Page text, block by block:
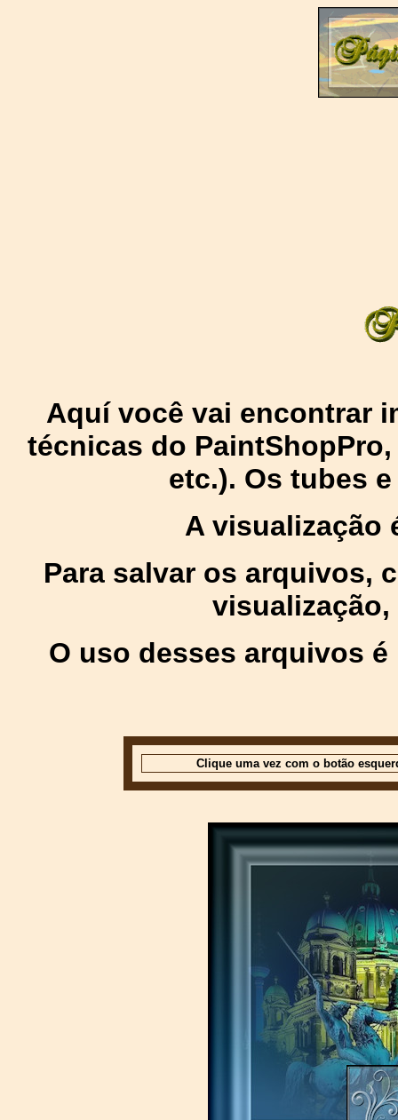
Aquí você vai encontrar
técnicas do
etc.). Os tubes
A visualização
Para salvar os arquivos,
O uso desses arquivos
Clique uma vez com o botão